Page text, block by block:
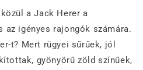
a Jack Herer a
az igényes rajongók számára.
t? Mert rügyei sűrűek, jól
gyönyörű zöld színűek,